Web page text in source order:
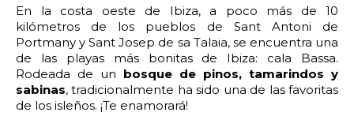
En la costa oeste de Ibiza, a poco más de 10
kilómetros de los pueblos de Sant Antoni de
Portmany y Sant Josep de sa Talaia, se encuentra una
de las playas más bonitas de Ibiza: cala Bassa.
Rodeada de un bosque de pinos, tamarindos y
sabinas, tradicionalmente ha sido una de las favoritas
de los isleños. ¡Te enamorará!
Devolver vehículo:
Fecha y hora devolución: